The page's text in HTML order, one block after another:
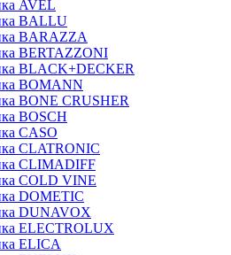
AVEL
BALLU
BARAZZA
BERTAZZONI
BLACK+DECKER
BOMANN
BONE CRUSHER
BOSCH
CASO
CLATRONIC
CLIMADIFF
COLD VINE
DOMETIC
DUNAVOX
ELECTROLUX
ELICA